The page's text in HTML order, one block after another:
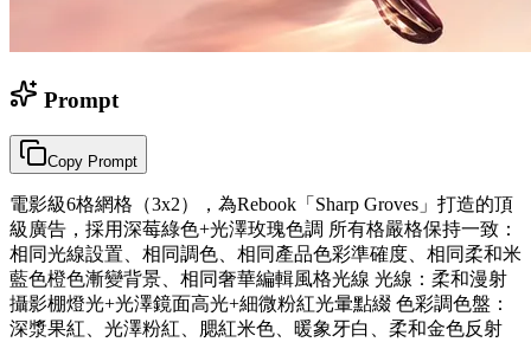
Prompt
Copy Prompt
電影級6格網格（3x2），為Rebook「Sharp Groves」打造的頂
級廣告，採用深莓綠色+光澤玫瑰色調 所有格嚴格保持一致：
相同光線設置、相同調色、相同產品色彩準確度、相同柔和米
藍色橙色漸變背景、相同奢華編輯風格光線 光線：柔和漫射
攝影棚燈光+光澤鏡面高光+細微粉紅光暈點綴 色彩調色盤：
深漿果紅、光澤粉紅、腮紅米色、暖象牙白、柔和金色反射